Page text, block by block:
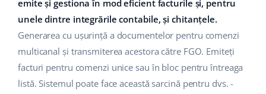
Automatizarea fluxului de lucru
Base Connect
AI pentru comerțul electronic
Casă și grădină
Produse pentru copii
Electronică
Piese auto
Suport
Blog
Servicii
english (US)
english (GB)
english (IN)
emite și gestiona în mod eficient facturile și, pentru
unele dintre integrările contabile, și chitanțele.
Generarea cu ușurință a documentelor pentru comenzi
multicanal și transmiterea acestora către FGO. Emiteți
facturi pentru comenzi unice sau în bloc pentru întreaga
listă. Sistemul poate face această sarcină pentru dvs. -